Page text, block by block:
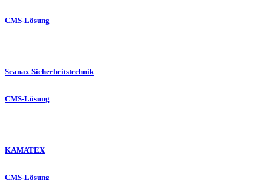
CMS-Lösung
Scanax Sicherheitstechnik
CMS-Lösung
KAMATEX
CMS-Lösung